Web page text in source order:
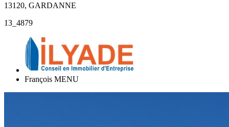
13120, GARDANNE
13_4879
François MENU